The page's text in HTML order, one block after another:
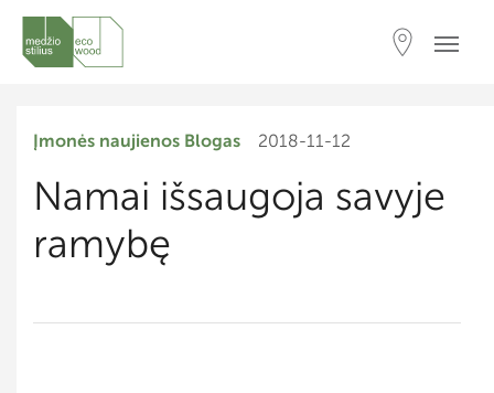
Įmonės naujienos Blogas 2018-11-12
Namai išsaugoja savyje
ramybę